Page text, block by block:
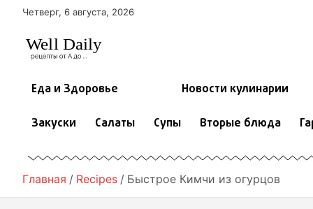
Четверг, 6 августа, 2026
Еда и Здоровье Новости кулинарии
Закуски Салаты Супы Вторые блюда
Главная Recipes Быстрое Кимчи из огурцов